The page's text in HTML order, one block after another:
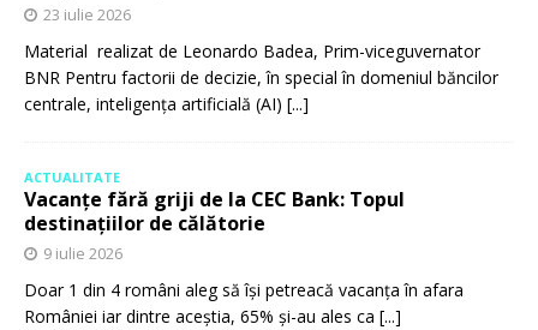
23 iulie 2026
Material realizat de Leonardo Badea, Prim-viceguvernator
BNR Pentru factorii de decizie, în special în domeniul băncilor
centrale, inteligența artificială (AI) [...]
ACTUALITATE
Vacanțe fără griji de la CEC Bank: Topul
destinațiilor de călătorie
9 iulie 2026
Doar 1 din 4 români aleg să își petreacă vacanța în afara
României iar dintre aceștia, 65% și-au ales ca [...]